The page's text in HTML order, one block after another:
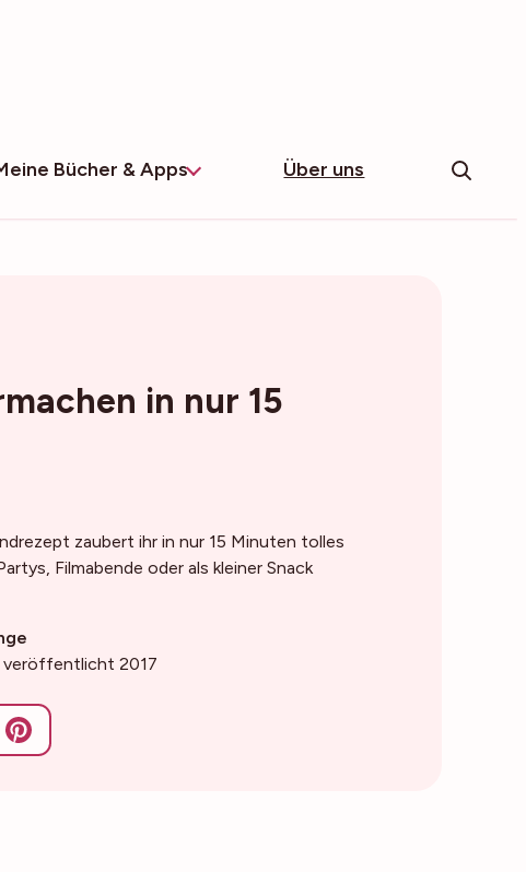
Bücher & Apps Über uns
in nur 15
zaubert ihr in nur 15 Minuten tolles
Filmabende oder als kleiner Snack
veröffentlicht 2017